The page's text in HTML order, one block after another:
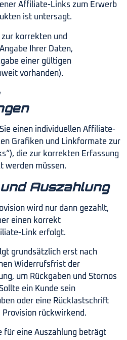
Affiliate-Links zum Erwerb
ist untersagt.
korrekten und
Ihrer Daten,
einer gültigen
vorhanden).
einen individuellen Affiliate-
Grafiken und Linkformate zur
die zur korrekten Erfassung
werden müssen.
Auszahlung
wird nur dann gezahlt,
einen korrekt
Link erfolgt.
grundsätzlich erst nach
Widerrufsfrist der
um Rückgaben und Stornos
ein Kunde sein
oder eine Rücklastschrift
rückwirkend.
für eine Auszahlung beträgt